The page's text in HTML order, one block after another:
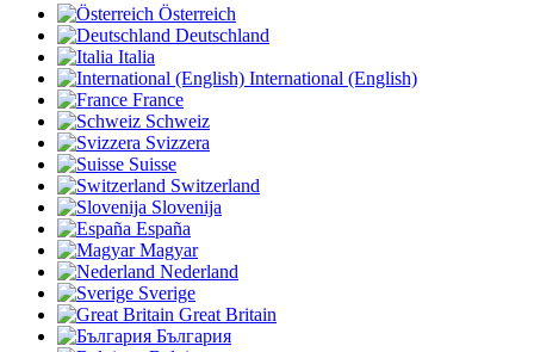
Österreich
Deutschland
Italia
International (English)
France
Schweiz
Svizzera
Suisse
Switzerland
Slovenija
España
Magyar
Nederland
Sverige
Great Britain
България